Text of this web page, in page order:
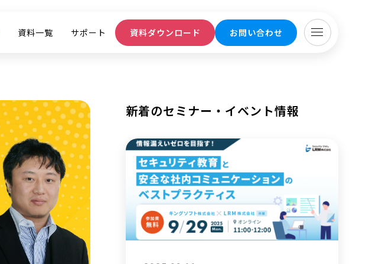
資料一覧 サポート 資料ダウンロード お問い合わせ
新着のセミナー・イベント情報